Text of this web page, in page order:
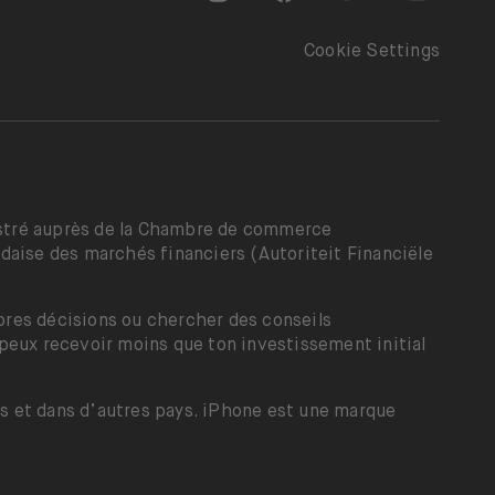
Cookie Settings
auprès de la Chambre de commerce
des marchés financiers (Autoriteit Financiële
décisions ou chercher des conseils
recevoir moins que ton investissement initial
dans d’autres pays. iPhone est une marque